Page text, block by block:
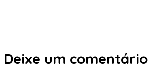
Deixe um comentário